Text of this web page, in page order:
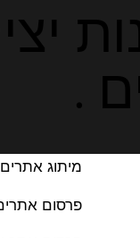
.
מיתוג אתרים
פרסום